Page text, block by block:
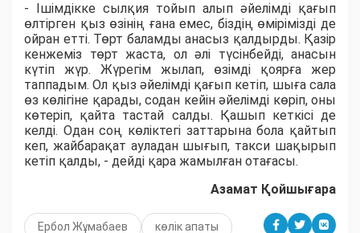
- Ішімдікке сылқия тойып алып әйелімді қағып
өлтірген қыз өзінің ғана емес, біздің өмірімізді де
ойран етті. Төрт баламды анасыз қалдырды. Қазір
кенжеміз төрт жаста, ол әлі түсінбейді, анасын
күтіп жүр. Жүрегім жылап, өзімді қоярға жер
таппадым. Ол қыз әйелімді қағып кетіп, шыға сала
өз көлігіне қарады, содан кейін әйелімді көріп, оны
көтеріп, қайта тастай салды. Қашып кеткісі де
келді. Одан соң көліктегі заттарына бола қайтып
кеп, жайбарақат ауладан шығып, такси шақырып
кетіп қалды, - дейді қара жамылған отағасы.
Азамат Қойшығара
Ербол Жұмабаев көлік апаты